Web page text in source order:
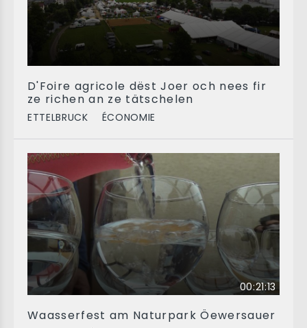
D'Foire agricole dëst Joer och nees fir
ze richen an ze tätschelen
ETTELBRUCK ÉCONOMIE
00:21:13
Waasserfest am Naturpark Öewersauer